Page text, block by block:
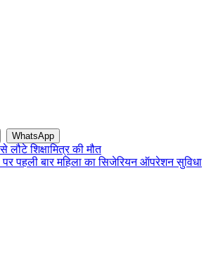
WhatsApp
लौटे शिक्षामित्र की मौत
पहली बार महिला का सिजेरियन ऑपरेशन सुविधा